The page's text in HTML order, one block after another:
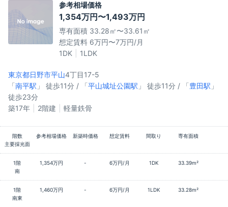
参考相場価格
1,354万円〜1,493万円
専有面積 33.28㎡〜33.61㎡
想定賃料 6万円〜7万円/月
1DK
1LDK
東京都日野市平山4丁目17-5
「南平駅 」 徒歩11分 / 「平山城址公園駅 」 徒歩11分 / 「豊田駅 」
徒歩23分
築17年
2階建 軽量鉄骨
階数 参考相場価格 新築時価格 想定賃料 間取り
専有面積
主要採光面
1階 1,354万円 - 6万円/月 1DK
33.39m²
南
1階 1,460万円 - 6万円/月 1LDK
33.28m²
南東